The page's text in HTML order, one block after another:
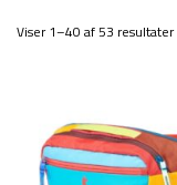
Viser 1–40 af 53 resultater